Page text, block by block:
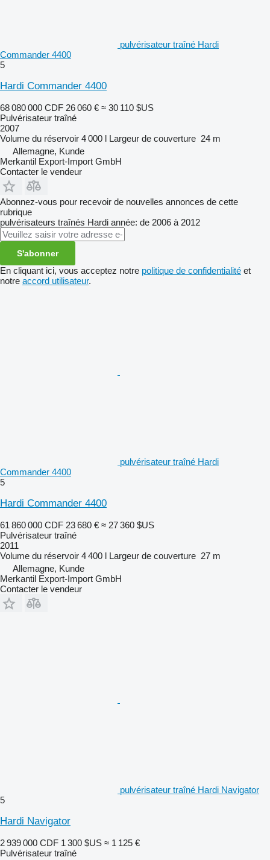
pulvérisateur traîné Hardi
Commander 4400
5
Hardi Commander 4400
68 080 000 CDF 26 060 € ≈ 30 110 $US
Pulvérisateur traîné
2007
Volume du réservoir 4 000 l Largeur de couverture 24 m
Allemagne, Kunde
Merkantil Export-Import GmbH
Contacter le vendeur
Abonnez-vous pour recevoir de nouvelles annonces de cette
rubrique
pulvérisateurs traînés Hardi année: de 2006 à 2012
S'abonner
En cliquant ici, vous acceptez notre politique de confidentialité et
notre accord utilisateur.
pulvérisateur traîné Hardi
Commander 4400
5
Hardi Commander 4400
61 860 000 CDF 23 680 € ≈ 27 360 $US
Pulvérisateur traîné
2011
Volume du réservoir 4 400 l Largeur de couverture 27 m
Allemagne, Kunde
Merkantil Export-Import GmbH
Contacter le vendeur
pulvérisateur traîné Hardi Navigator
5
Hardi Navigator
2 939 000 CDF 1 300 $US ≈ 1 125 €
Pulvérisateur traîné